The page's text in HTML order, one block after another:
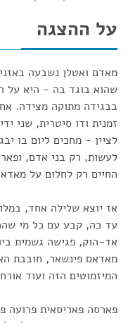
על ההצגה
מאדם ואטלן נשבעה
שהוא בוגד בה - היא על
בבגידה מתוקה מצידה.
זמנית ודו סיטרית, שני
לציין - מחכים ליום בו
לעשות, רק בני אדם,
החיים רק לחלום על
אז יוצא שלילה אחד,
עד כה, קבע עם כל מי
אד-הוק, פגישה גשמית
מאדאם פינשאר, חובבת
המיזמוטים הזה ועוד
פארסה פאריסאית פרועה